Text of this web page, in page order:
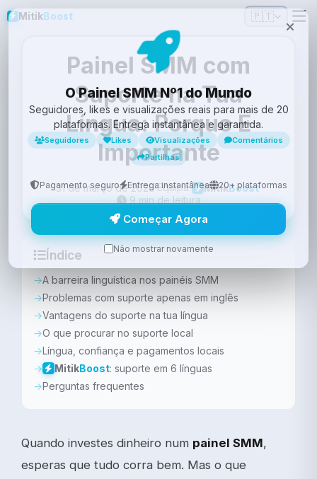
Mitik Boost 🇵🇹
Painel SMM com
Suporte na Tua
Língua: Porque É
Importante
31 de março de 2026·Equipa MitikBoost·
9 min de leitura
Índice
A barreira linguística nos painéis SMM
Problemas com suporte apenas em inglês
Vantagens do suporte na tua língua
O que procurar no suporte local
Língua, confiança e pagamentos locais
MitikBoost: suporte em 6 línguas
Perguntas frequentes
Quando investes dinheiro num painel SMM,
esperas que tudo corra bem. Mas o que
O Painel SMM Nº1 do Mundo
Seguidores, likes e visualizações reais para mais de 20
plataformas. Entrega instantânea e garantida.
Seguidores Likes Visualizações
Comentários
Partilhas
Pagamento seguro Entrega instantânea 20+ plataformas
Começar Agora
Não mostrar novamente